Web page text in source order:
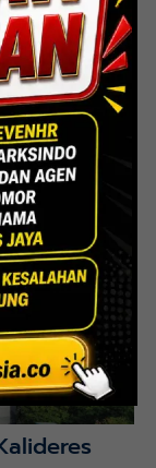
Bekasi